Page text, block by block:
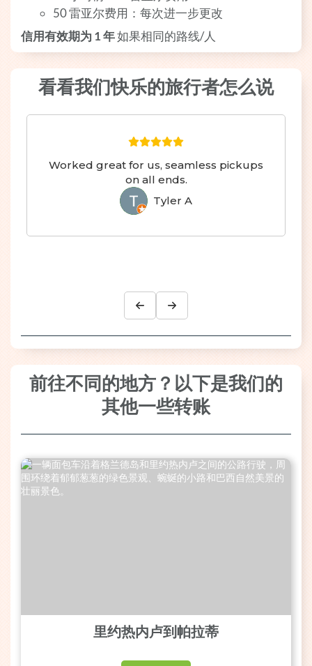
50 雷亚尔费用：每次进一步更改
信用有效期为 1 年如果相同的路线/人
看看我们快乐的旅行者怎么说
Worked great for us, seamless pickups
on all ends.
TA Tyler A
前往不同的地方？以下是我们的
其他一些转账
里约热内卢到帕拉蒂